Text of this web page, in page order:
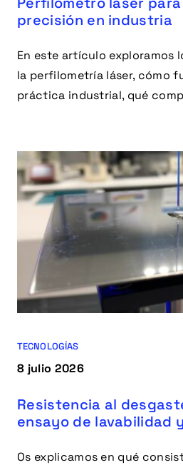
precisión en industria
En este artículo exploramos
la perfilometría láser, cómo
práctica industrial, qué
TECNOLOGÍAS
8 julio 2026
Resistencia al
ensayo de lavabilidad
Os explicamos en qué